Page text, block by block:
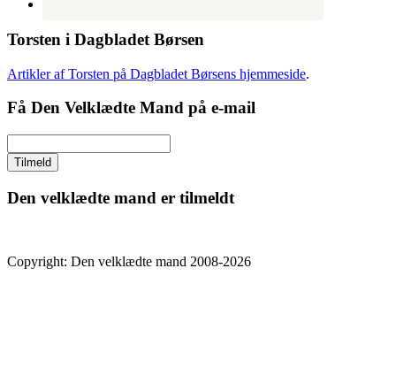
Torsten i Dagbladet Børsen
Artikler af Torsten på Dagbladet Børsens hjemmeside.
Få Den Velklædte Mand på e-mail
Den velklædte mand er tilmeldt
Copyright: Den velklædte mand 2008-2026